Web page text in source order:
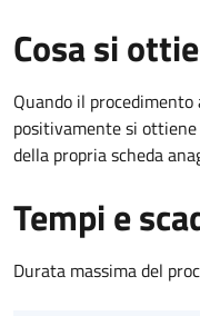
Cosa si
Quando il
positivamente si
della propria scheda
Tempi e
Durata massima del